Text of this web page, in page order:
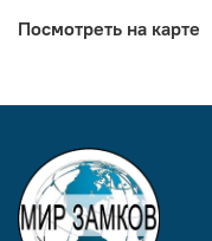
Посмотреть на карте